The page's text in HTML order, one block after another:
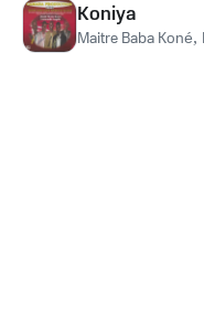
Koniya
Maitre Baba Koné,